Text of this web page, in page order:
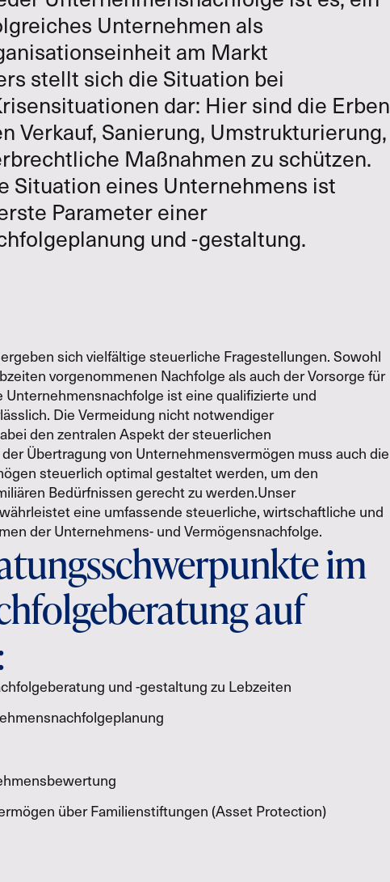
Unternehmen als
am Markt
stellt sich die Situation bei
dar: Hier sind die Erben
Verkauf, Sanierung, Umstrukturierung,
Maßnahmen zu schützen.
Situation eines Unternehmens ist
Parameter einer
und -gestaltung.
sich vielfältige steuerliche Fragestellungen. Sowohl
vorgenommenen Nachfolge als auch der Vorsorge für
ist eine qualifizierte und
Die Vermeidung nicht notwendiger
den zentralen Aspekt der steuerlichen
Übertragung von Unternehmensvermögen muss auch die
steuerlich optimal gestaltet werden, um den
Bedürfnissen gerecht zu werden.Unser
eine umfassende steuerliche, wirtschaftliche und
der Unternehmens- und Vermögensnachfolge.
im
auf
und -gestaltung zu Lebzeiten
über Familienstiftungen (Asset Protection)